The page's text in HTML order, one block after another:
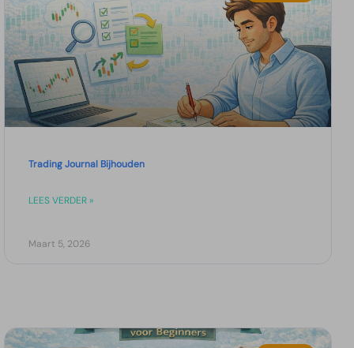
Trading Journal Bijhouden
LEES VERDER »
Maart 5, 2026